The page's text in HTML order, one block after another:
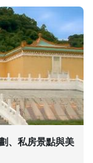
、私房景點與美